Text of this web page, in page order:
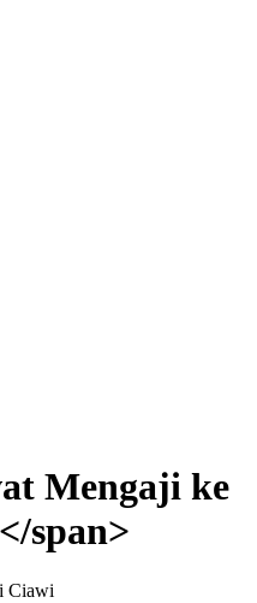
Mengaji ke
span>
Ciawi